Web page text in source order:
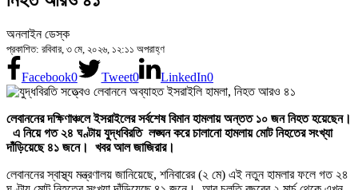
অনলাইন ডেস্ক
প্রকাশিত: রবিবার, ৩ মে, ২০২৬, ১২:১১ অপরাহ্ণ
Facebook0 Tweet0 LinkedIn0
লেবাননের দক্ষিণাঞ্চলে ইসরাইলের সর্বশেষ বিমান হামলায় অন্তত ১০ জন নিহত হয়েছেন।
এ নিয়ে গত ২৪ ঘণ্টায় যুদ্ধবিরতি লঙ্ঘন করে চালানো হামলায় মোট নিহতের সংখ্যা
দাঁড়িয়েছে ৪১ জনে। খবর আল জাজিরার।
লেবাননের স্বাস্থ্য মন্ত্রণালয় জানিয়েছে, শনিবারের (২ মে) এই নতুন হামলার ফলে গত ২৪